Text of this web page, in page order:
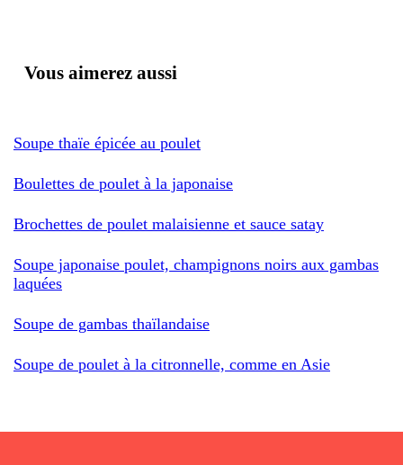
Vous aimerez aussi
Soupe thaïe épicée au poulet
Boulettes de poulet à la japonaise
Brochettes de poulet malaisienne et sauce satay
Soupe japonaise poulet, champignons noirs aux gambas
laquées
Soupe de gambas thaïlandaise
Soupe de poulet à la citronnelle, comme en Asie